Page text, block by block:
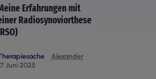
Erfahrungen mit
Radiosynoviorthese
Alexander
Juni 2025